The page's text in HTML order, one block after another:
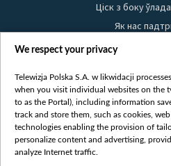
Ціск з боку
Як нас
Правілы
Бяспека
Белсат
Белсат
We respect your privacy
Telewizja Polska S.A. w likwidacji
when you visit individual websites on the
to as the Portal), including information
track and store them, such as cookies,
technologies enabling the provision of
personalize content and advertising,
analyze Internet traffic.